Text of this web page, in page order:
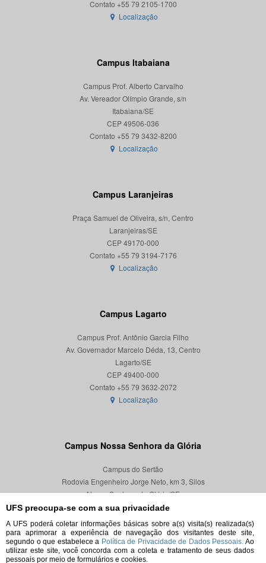
UFS preocupa-se com a sua privacidade
A UFS poderá coletar informações básicas sobre a(s) visita(s) realizada(s)
para aprimorar a experiência de navegação dos visitantes deste site,
segundo o que estabelece a Política de Privacidade de Dados Pessoais. Ao
utilizar este site, você concorda com a coleta e tratamento de seus dados
pessoais por meio de formulários e cookies.
Localização
Campus Itabaiana
Campus Prof. Alberto Carvalho
Av. Vereador Olímpio Grande, s/n
Itabaiana/SE
CEP 49506-036
Localização
Campus Laranjeiras
Praça Samuel de Oliveira, s/n, Centro
Laranjeiras/SE
CEP 49170-000
Localização
Campus Lagarto
Campus Prof. Antônio Garcia Filho
Av. Governador Marcelo Déda, 13, Centro
Lagarto/SE
CEP 49400-000
Localização
Campus Nossa Senhora da Glória
Campus do Sertão
Rodovia Engenheiro Jorge Neto, km 3, Silos
Nossa Senhora da Glória/SE
CEP 49680-000
Localização